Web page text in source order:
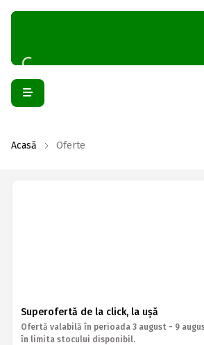
Acasă Oferte
Superofertă de la click, la ușă
Ofertă valabilă în perioada 3 august - 9
în limita stocului disponibil.